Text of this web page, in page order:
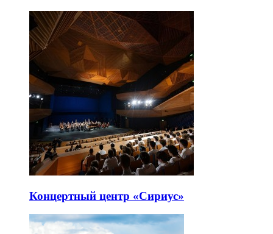
Концертный центр «Сириус»